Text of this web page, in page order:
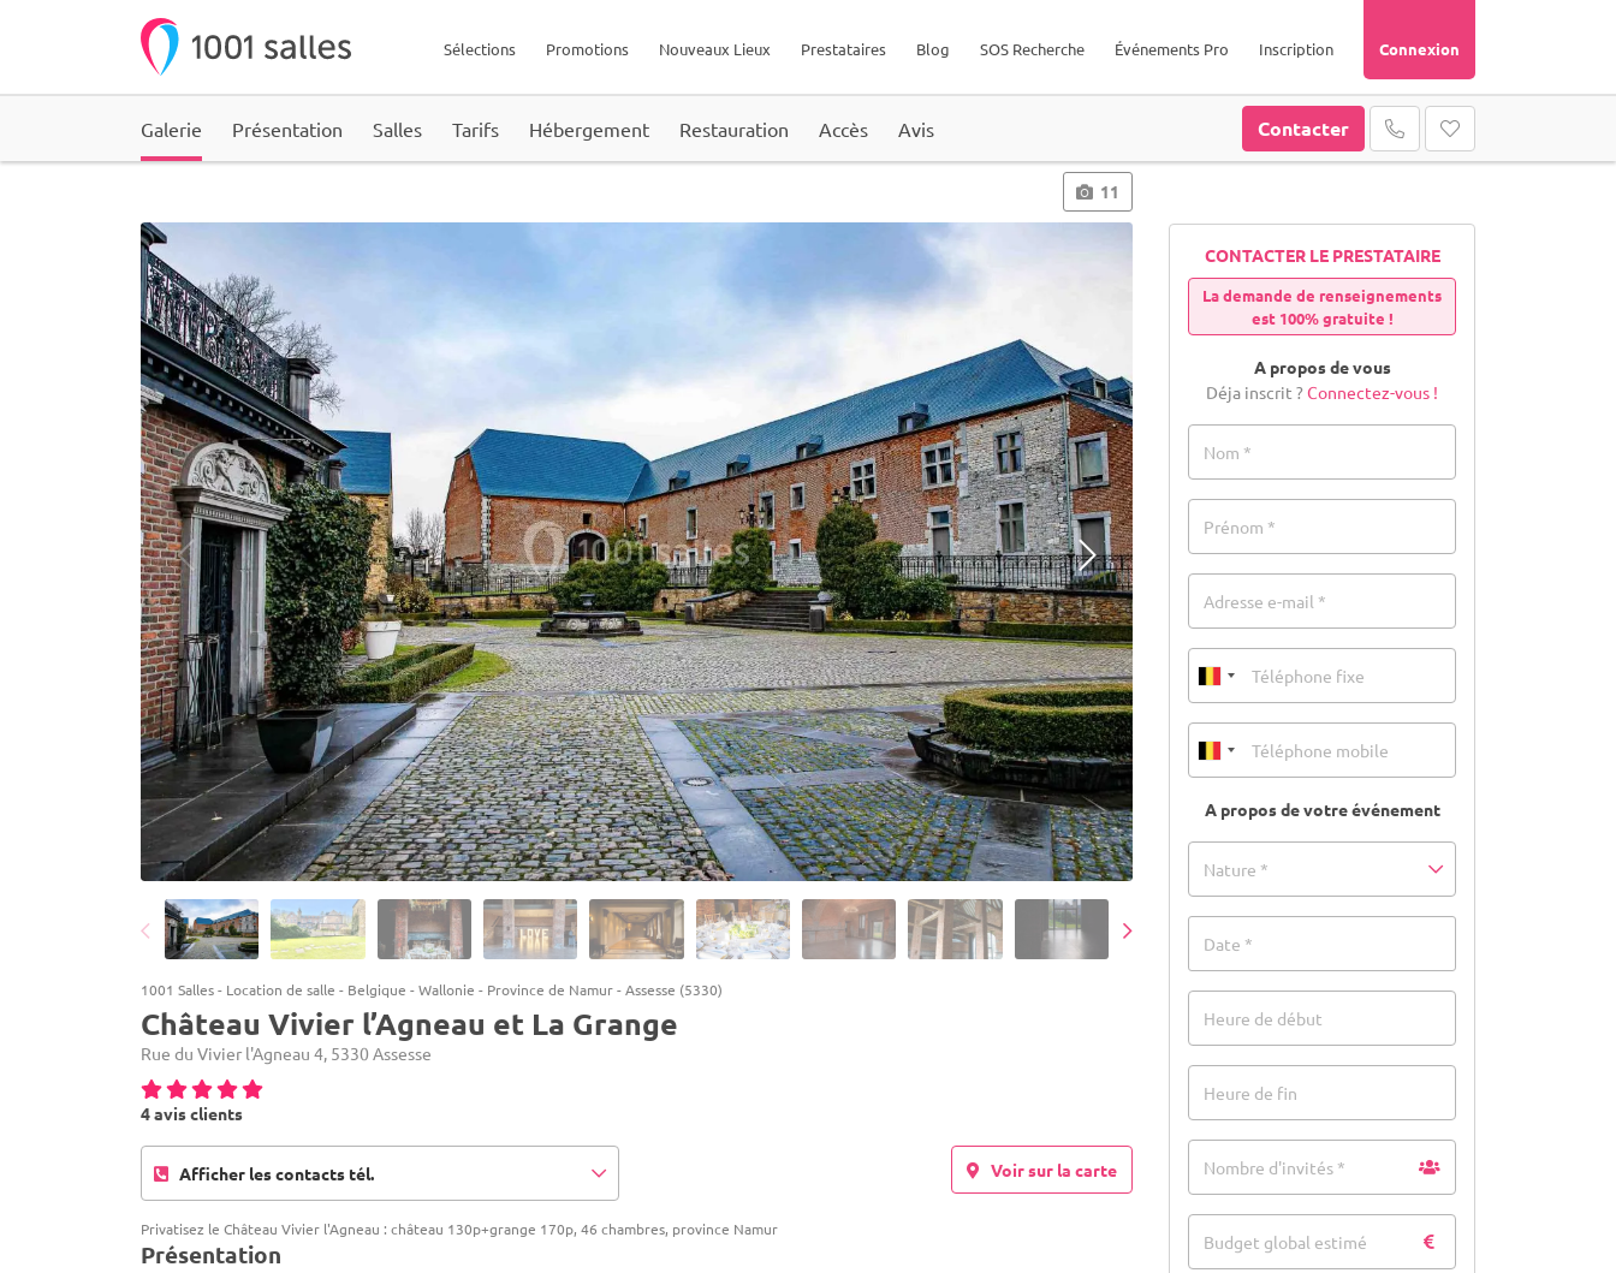
Connexion
Inscription
Événements Pro
SOS Recherche
Blog
Prestataires
Nouveaux Lieux
Promotions
Sélections
Galerie Présentation Salles Tarifs Hébergement Restauration Accès Avis Contacter
11
1001 Salles- Location de salle - Belgique -Wallonie - Province de Namur-Assesse (5330)
Château Vivier l’Agneau et La Grange
Rue du Vivier l'Agneau 4, 5330 Assesse
4 avis clients
Afficher les contacts tél. Voir sur la carte
Privatisez le Château Vivier l'Agneau : château 130p+grange 170p, 46 chambres, province Namur
Présentation
CONTACTER LE PRESTATAIRE
La demande de renseignements
est 100% gratuite !
A propos de vous
Déja inscrit ?Connectez-vous !
Nom *
Prénom *
Adresse e-mail *
A propos de votre événement
Nature *
Date *
Heure de début
Heure de fin
Nombre d'invités *
Budget global estimé